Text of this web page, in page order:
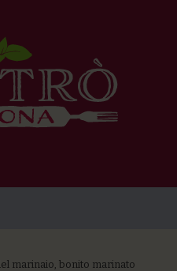
marinaio, bonito marinato